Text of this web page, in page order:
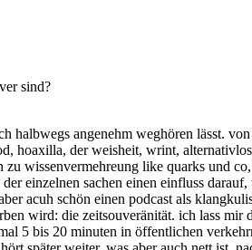
sind?
halbwegs angenehm weghören lässt.
hoaxilla, der weisheit, wrint,
wissenvermehreung like quarks und
einzelnen sachen einen einfluss
acuh schön einen podcast als
wird: die zeitsouveränität. ich lass mir
5 bis 20 minuten in öffentlichen